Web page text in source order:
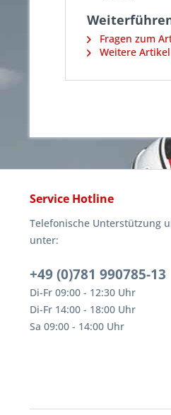
Fragen zum
Weitere Artikel
Service Hotline
Telefonische Unterstützung
unter:
+49 (0)781 990785-13
Di-Fr 09:00 - 12:30 Uhr
Di-Fr 14:00 - 18:00 Uhr
Sa 09:00 - 14:00 Uhr